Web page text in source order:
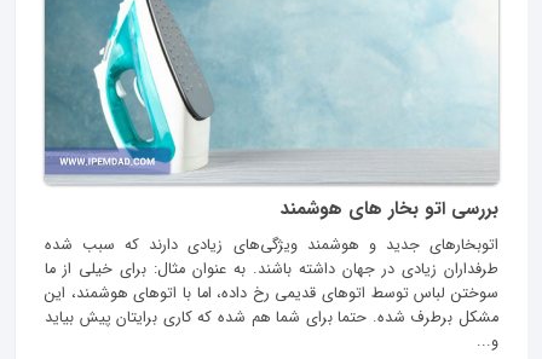
بررسی اتو بخار های هوشمند
اتوبخارهای جدید و هوشمند ویژگی‌های زیادی دارند که سبب شده
طرفداران زیادی در جهان داشته باشند. به عنوان مثال: برای خیلی از ما
سوختن لباس توسط اتوهای قدیمی رخ داده، اما با اتوهای هوشمند، این
مشکل برطرف شده. حتما برای شما هم شده که کاری برایتان پیش بیاید
و...